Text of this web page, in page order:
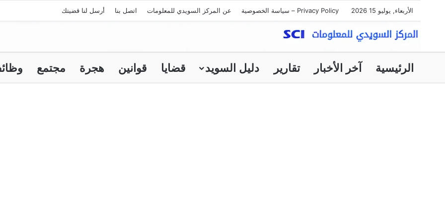
الأربعاء, يوليو 15 2026 Privacy Policy – سياسة الخصوصية عن المركز السويدي للمعلومات اتصل بنا أرسل لنا قضيتك
الرئيسية آخر الأخبار تقارير دليل السويد قضايا قوانين هجرة مجتمع